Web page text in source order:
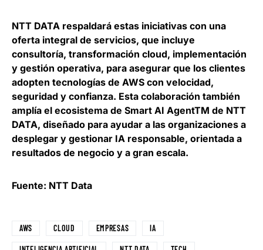
NTT DATA respaldará estas iniciativas con una
oferta integral de servicios, que incluye
consultoría, transformación cloud, implementación
y gestión operativa, para asegurar que los clientes
adopten tecnologías de AWS con velocidad,
seguridad y confianza. Esta colaboración también
amplía el ecosistema de Smart AI AgentTM de NTT
DATA, diseñado para ayudar a las organizaciones a
desplegar y gestionar IA responsable, orientada a
resultados de negocio y a gran escala.
Fuente: NTT Data
AWS CLOUD EMPRESAS IA